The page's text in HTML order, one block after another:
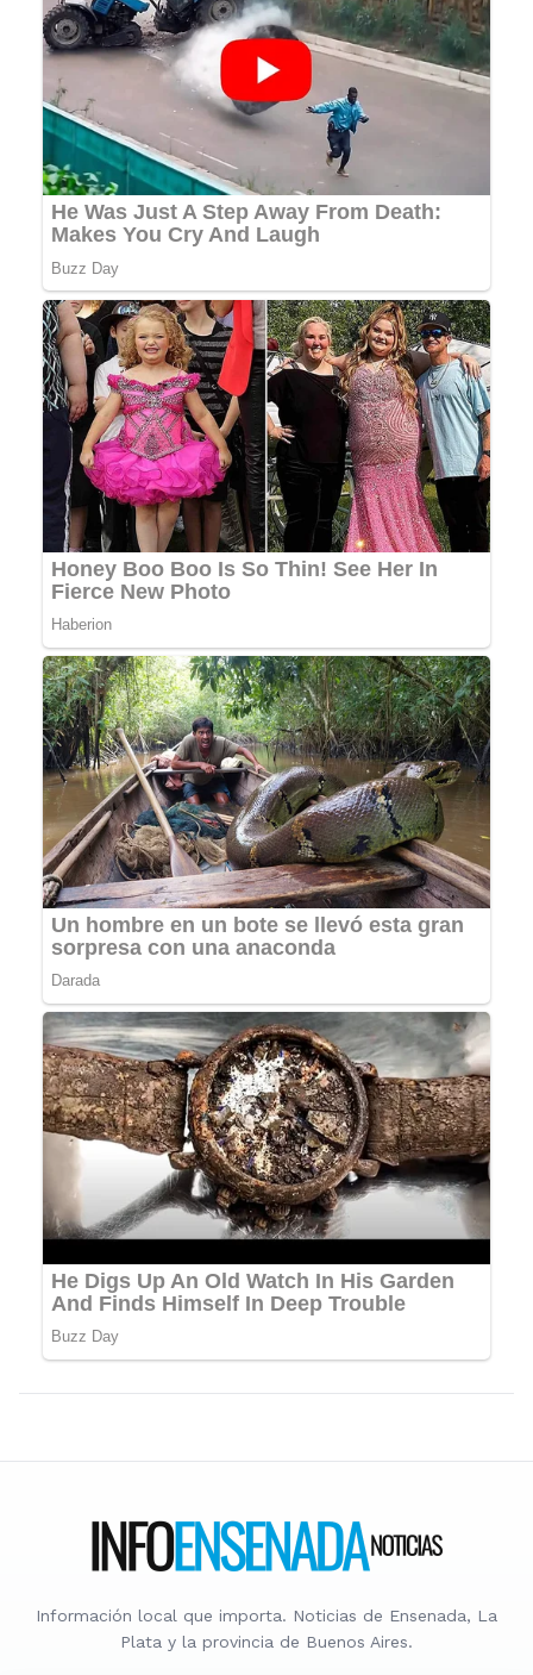
Información local que importa. Noticias de Ensenada, La
Plata y la provincia de Buenos Aires.